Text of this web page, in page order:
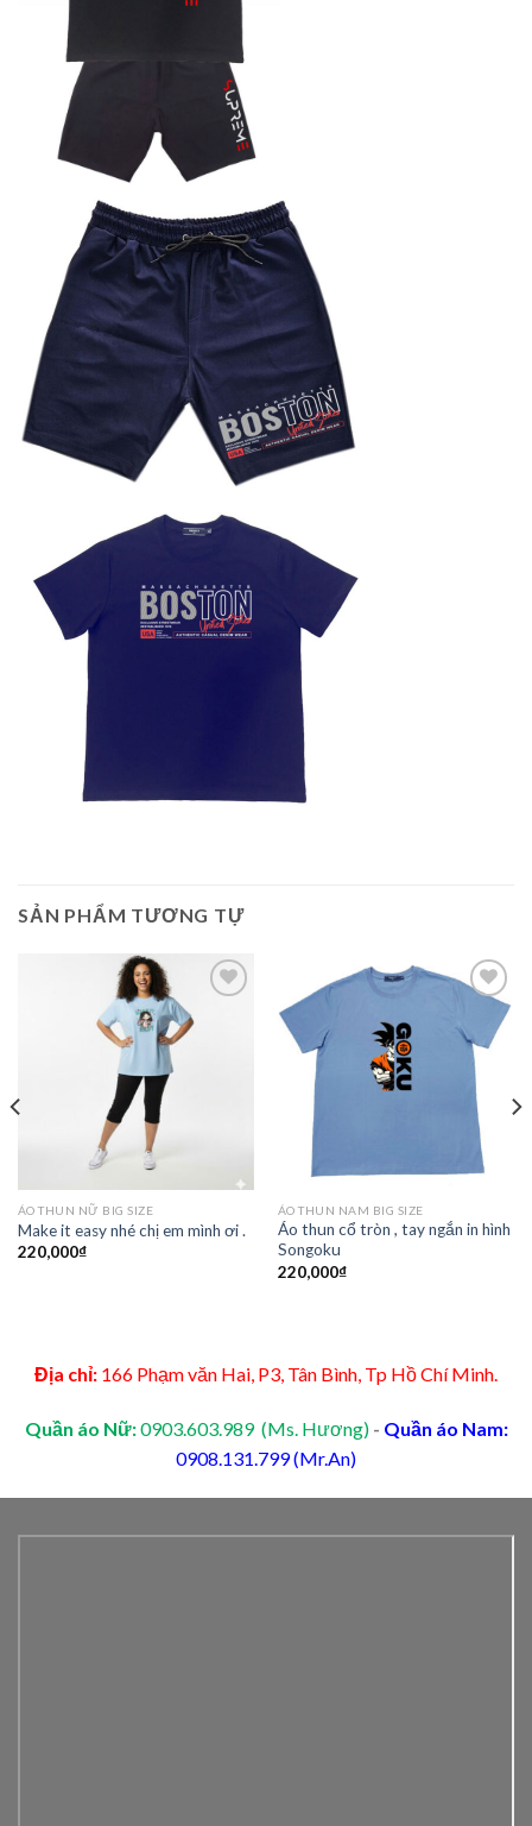
SẢN PHẨM TƯƠNG TỰ
ÁO THUN NỮ BIG SIZE
Make it easy nhé chị em mình ơi .
220,000₫
Add to
Wishlist
ÁO THUN NAM BIG SIZE
Áo thun cổ tròn , tay ngắn in hình
Songoku
220,000₫
Địa chỉ: 166 Phạm văn Hai, P3, Tân Bình, Tp Hồ Chí Minh.
Quần áo Nữ:0903.603.989 (Ms. Hương) - Quần áo Nam:
0908.131.799 (Mr.An)